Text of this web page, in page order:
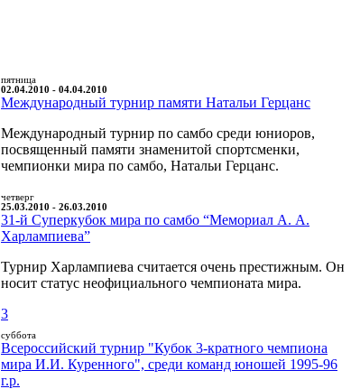
пятница
02.04.2010 - 04.04.2010
Международный турнир памяти Натальи Герцанс
Международный турнир по самбо среди юниоров,
посвященный памяти знаменитой спортсменки,
чемпионки мира по самбо, Натальи Герцанс.
четверг
25.03.2010 - 26.03.2010
31-й Суперкубок мира по самбо “Мемориал А. А.
Харлампиева”
Турнир Харлампиева считается очень престижным. Он
носит статус неофициального чемпионата мира.
3
суббота
Всероссийский турнир "Кубок 3-кратного чемпиона
мира И.И. Куренного", среди команд юношей 1995-96
г.р.